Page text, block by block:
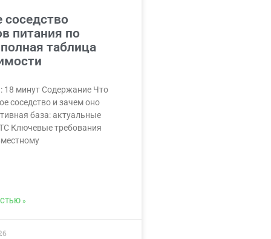
соседство
питания по
таблица
18 минут Содержание Что
соседство и зачем оно
база: актуальные
Ключевые требования
»